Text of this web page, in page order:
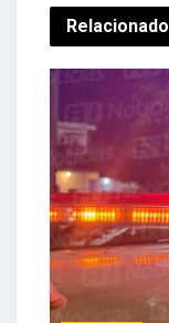
Relacionado